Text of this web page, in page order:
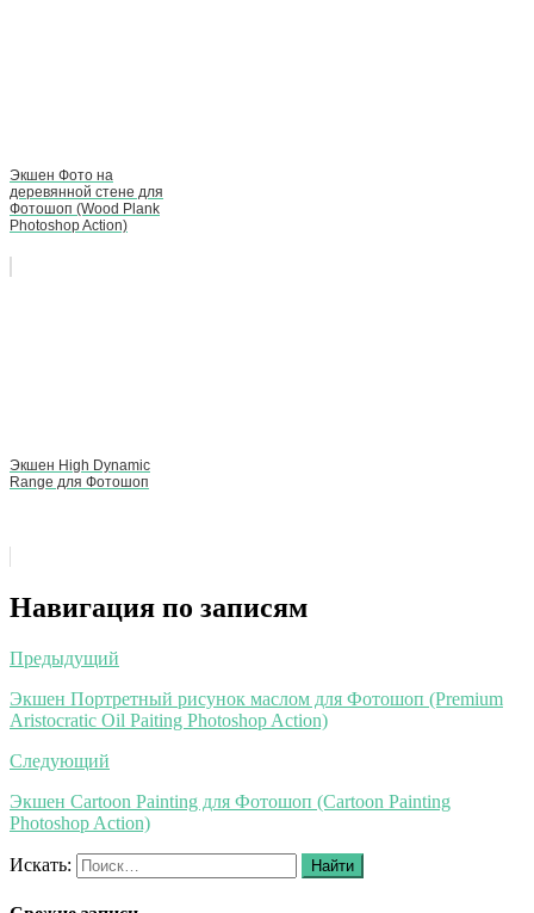
Экшен Фото на
деревянной стене для
Фотошоп (Wood Plank
Photoshop Action)
Экшен High Dynamic
Range для Фотошоп
Навигация по записям
Предыдущий
Экшен Портретный рисунок маслом для Фотошоп (Premium
Aristocratic Oil Paiting Photoshop Action)
Следующий
Экшен Cartoon Painting для Фотошоп (Cartoon Painting
Photoshop Action)
Искать: Найти